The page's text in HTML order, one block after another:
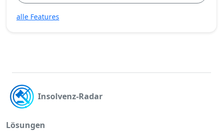
alle Features
Insolvenz-Radar
Lösungen